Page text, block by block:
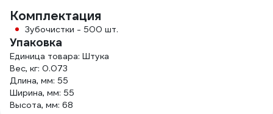
Комплектация
Зубочистки - 500 шт.
Упаковка
Единица товара: Штука
Вес, кг: 0.073
Длина, мм: 55
Ширина, мм: 55
Высота, мм: 68